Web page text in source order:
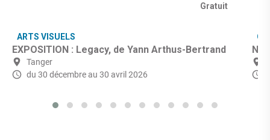
Gratuit
ARTS VISUELS
EXPOSITION : Legacy, de Yann Arthus-Bertrand
Tanger
du 30 décembreau 30 avril 2026